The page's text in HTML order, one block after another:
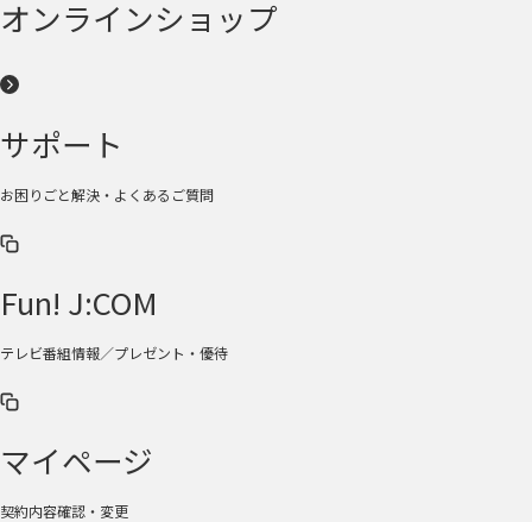
オンラインショップ
サポート
お困りごと解決・よくあるご質問
Fun! J:COM
テレビ番組情報／プレゼント・優待
マイページ
契約内容確認・変更